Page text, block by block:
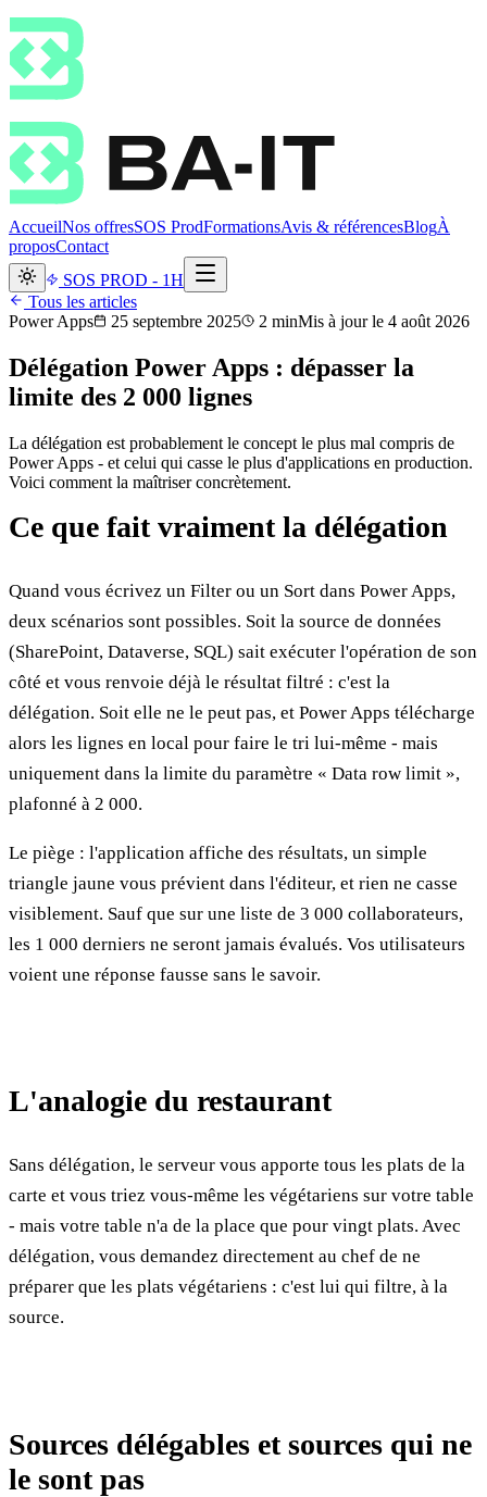
AccueilNos offresSOS ProdFormationsAvis & référencesBlogÀ
proposContact
SOS PROD - 1H
Tous les articles
Power Apps
25 septembre 2025 2 minMis à jour le 4 août 2026
Délégation Power Apps : dépasser la
limite des 2 000 lignes
La délégation est probablement le concept le plus mal compris de
Power Apps - et celui qui casse le plus d'applications en production.
Voici comment la maîtriser concrètement.
Ce que fait vraiment la délégation
Quand vous écrivez un Filter ou un Sort dans Power Apps,
deux scénarios sont possibles. Soit la source de données
(SharePoint, Dataverse, SQL) sait exécuter l'opération de son
côté et vous renvoie déjà le résultat filtré : c'est la
délégation. Soit elle ne le peut pas, et Power Apps télécharge
alors les lignes en local pour faire le tri lui-même - mais
uniquement dans la limite du paramètre « Data row limit »,
plafonné à 2 000.
Le piège : l'application affiche des résultats, un simple
triangle jaune vous prévient dans l'éditeur, et rien ne casse
visiblement. Sauf que sur une liste de 3 000 collaborateurs,
les 1 000 derniers ne seront jamais évalués. Vos utilisateurs
voient une réponse fausse sans le savoir.
L'analogie du restaurant
Sans délégation, le serveur vous apporte tous les plats de la
carte et vous triez vous-même les végétariens sur votre table
- mais votre table n'a de la place que pour vingt plats. Avec
délégation, vous demandez directement au chef de ne
préparer que les plats végétariens : c'est lui qui filtre, à la
source.
Sources délégables et sources qui ne
le sont pas